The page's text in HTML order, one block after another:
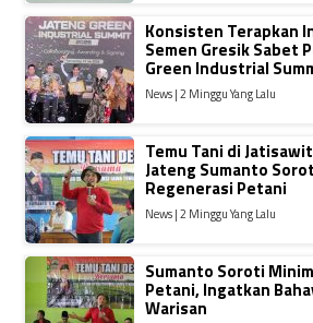
Konsisten Terapkan
Semen Gresik Sabet
Green Industrial
News | 2 Minggu Yang Lalu
Temu Tani di
Jateng Sumanto
Regenerasi Petani
News | 2 Minggu Yang Lalu
Sumanto Soroti
Petani, Ingatkan
Warisan